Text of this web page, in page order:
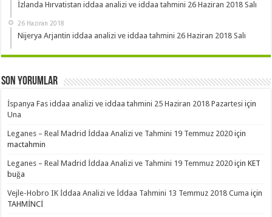
İzlanda Hırvatistan iddaa analizi ve iddaa tahmini 26 Haziran 2018 Salı
26 Haziran 2018
Nijerya Arjantin iddaa analizi ve iddaa tahmini 26 Haziran 2018 Salı
Son Yorumlar
İspanya Fas iddaa analizi ve iddaa tahmini 25 Haziran 2018 Pazartesi için
Una
Leganes – Real Madrid İddaa Analizi ve Tahmini 19 Temmuz 2020 için
mactahmin
Leganes – Real Madrid İddaa Analizi ve Tahmini 19 Temmuz 2020 içinKET
buğa
Vejle-Hobro IK İddaa Analizi ve İddaa Tahmini 13 Temmuz 2018 Cuma için
TAHMİNCİ